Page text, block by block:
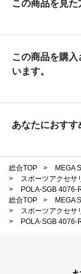
この商品を見
この商品を購
います。
あなたにおすす
総合TOP > MEGA
>
スポーツアクセサ
>
POLA-SGB 4076-
総合TOP
> MEGA
>
スポーツアクセサ
>
POLA-SGB 4076-